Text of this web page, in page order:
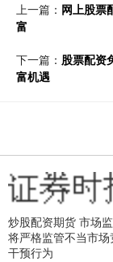
上一篇： 网上股票
富
下一篇： 股票配资
富机遇
炒股配资期货 市场
将严格监管不当市
干预行为